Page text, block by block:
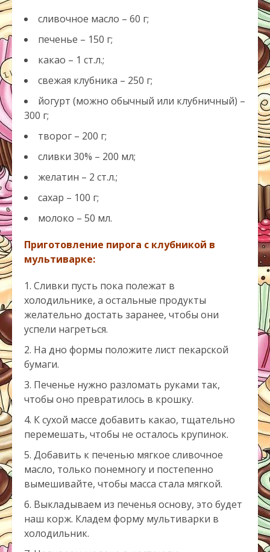
сливочное масло – 60 г;
печенье – 150 г;
какао – 1 ст.л.;
свежая клубника – 250 г;
йогурт (можно обычный или клубничный) –
300 г;
творог – 200 г;
сливки 30% – 200 мл;
желатин – 2 ст.л.;
сахар – 100 г;
молоко – 50 мл.
Приготовление пирога с клубникой в
мультиварке:
Сливки пусть пока полежат в
холодильнике, а остальные продукты
желательно достать заранее, чтобы они
успели нагреться.
На дно формы положите лист пекарской
бумаги.
Печенье нужно разломать руками так,
чтобы оно превратилось в крошку.
К сухой массе добавить какао, тщательно
перемешать, чтобы не осталось крупинок.
Добавить к печенью мягкое сливочное
масло, только понемногу и постепенно
вымешивайте, чтобы масса стала мягкой.
Выкладываем из печенья основу, это будет
наш корж. Кладем форму мультиварки в
холодильник.